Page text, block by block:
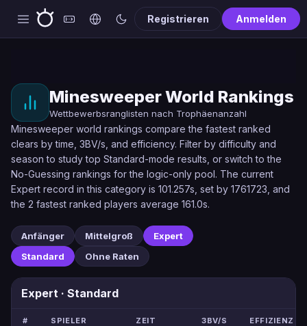
Registrieren Anmelden
Minesweeper World Rankings
Wettbewerbsranglisten nach Trophäenanzahl
Minesweeper world rankings compare the fastest ranked
clears by time, 3BV/s, and efficiency. Filter by difficulty and
season to study top Standard-mode results, or switch to the
No-Guessing rankings for the logic-only pool. The current
Expert record in this category is 101.257s, set by 1761723, and
the 2 fastest ranked players average 161.0s.
Anfänger Mittelgroß
Expert
Standard
Ohne Raten
Expert · Standard
# SPIELER ZEIT 3BV/S EFFIZIENZ